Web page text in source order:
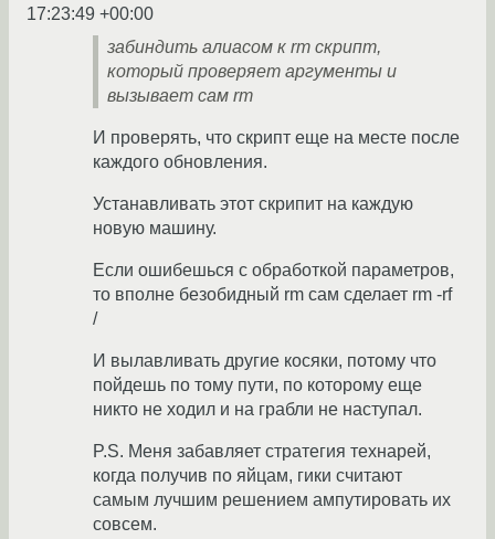
17:23:49 +00:00
забиндить алиасом к rm скрипт,
который проверяет аргументы и
вызывает сам rm
И проверять, что скрипт еще на месте после
каждого обновления.
Устанавливать этот скрипит на каждую
новую машину.
Если ошибешься с обработкой параметров,
то вполне безобидный rm сам сделает rm -rf
/
И вылавливать другие косяки, потому что
пойдешь по тому пути, по которому еще
никто не ходил и на грабли не наступал.
P.S. Меня забавляет стратегия технарей,
когда получив по яйцам, гики считают
самым лучшим решением ампутировать их
совсем.